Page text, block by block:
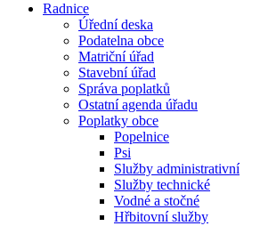
Radnice
Úřední deska
Podatelna obce
Matriční úřad
Stavební úřad
Správa poplatků
Ostatní agenda úřadu
Poplatky obce
Popelnice
Psi
Služby administrativní
Služby technické
Vodné a stočné
Hřbitovní služby